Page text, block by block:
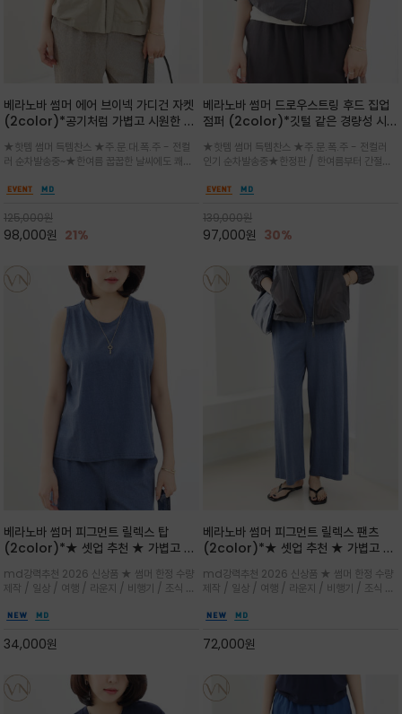
베라노바 썸머 에어 브이넥 가디건 자켓
(2color)*공기처럼 가볍고 시원한 나
브이넥 디자인이라 부담없이 쓱쓱~걸치
는 꾸안꾸!!가볍고 바스락한 나일론 블렌
드 소재감이 세련된 무드를 더해주는 가
★핫템 썸머 득템찬스 ★주.문.대.폭.주 - 전컬
러 순차발송중~★한여름 꿉꿉한 날씨에도 쾌적
일 자켓은 가벼운 무게감과 방수성 덕분에 여름
등과 밸런스를 맞춥니다
125,000원
98,000원 21%
베라노바 썸머 드로우스트링 후드 집업
점퍼 (2color)*깃털 같은 경량성 시원
(Volume Fit)가볍지만 입체적인 실
루엣을 유지하는 구조적 디자인
★핫템 썸머 득템찬스 ★주.문.폭.주 - 전컬러
인기 순차발송중★한정판 / 한여름부터 간절기
단 스토퍼 디테일로 핏 조절이 가능해 실용적/바
가볍게 비치는 세련된후드
139,000원
97,000원 30%
베라노바 썸머 피그먼트 릴렉스 탑
(2color)*★ 셋업 추천 ★ 가볍고 부
튼 소재로 완성
md강력추천 2026 신상품 ★ 썸머 한정 수량
제작 / 일상 / 여행 / 라운지 / 비행기 / 조식 /
그먼트로 제작되어 편하고 가볍게 후회없으실 아
34,000원
베라노바 썸머 피그먼트 릴렉스 팬츠
(2color)*★ 셋업 추천 ★ 가볍고 부
튼 소재로 완성
md강력추천 2026 신상품 ★ 썸머 한정 수량
제작 / 일상 / 여행 / 라운지 / 비행기 / 조식 /
그먼트로 제작되어 편하고 가볍게 후회없으실 아
72,000원